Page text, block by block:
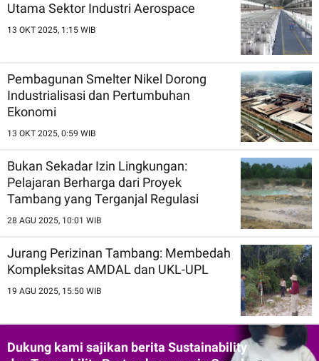
Utama Sektor Industri Aerospace
13 OKT 2025, 1:15 WIB
Pembagunan Smelter Nikel Dorong
Industrialisasi dan Pertumbuhan
Ekonomi
13 OKT 2025, 0:59 WIB
Bukan Sekadar Izin Lingkungan:
Pelajaran Berharga dari Proyek
Tambang yang Terganjal Regulasi
28 AGU 2025, 10:01 WIB
Jurang Perizinan Tambang: Membedah
Kompleksitas AMDAL dan UKL-UPL
19 AGU 2025, 15:50 WIB
Dukung kami sajikan berita Sustainability